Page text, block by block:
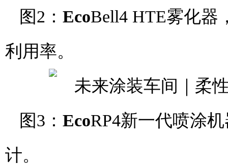
图2： EcoBell4 HTE雾化器
利用率。
图3： EcoRP4新一代喷涂
计。